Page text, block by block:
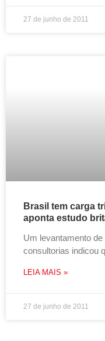
27 de junho de 2011
Brasil tem carga
aponta estudo
Um levantamento
consultorias indicou
LEIA MAIS »
27 de junho de 2011